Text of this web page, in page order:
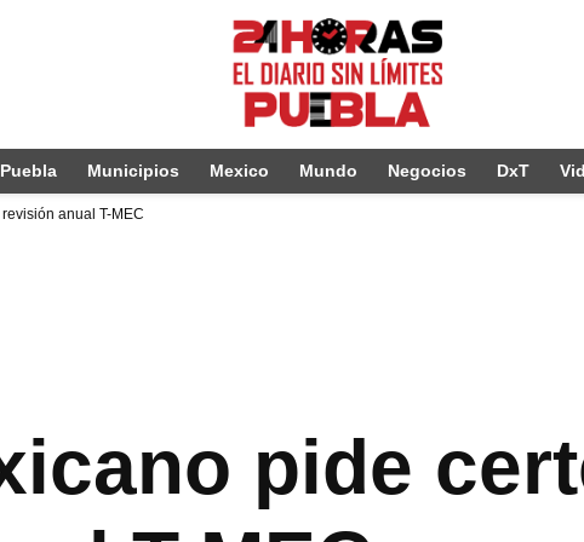
Puebla Municipios Mexico Mundo Negocios DxT
anual T-MEC
pide